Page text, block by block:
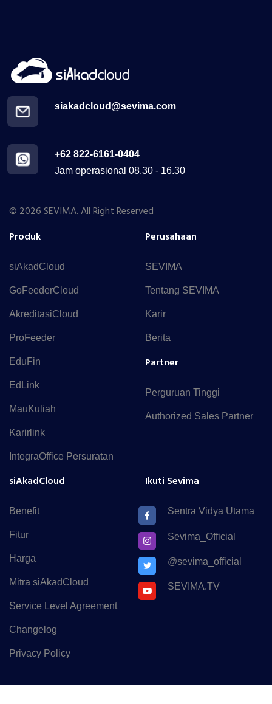
siakadcloud@sevima.com
+62 822-6161-0404
Jam operasional 08.30 - 16.30
© 2026 SEVIMA. All Right Reserved
Produk
siAkadCloud
GoFeederCloud
AkreditasiCloud
ProFeeder
EduFin
EdLink
MauKuliah
Karirlink
IntegraOffice Persuratan
Perusahaan
SEVIMA
Tentang SEVIMA
Karir
Berita
Partner
Perguruan Tinggi
Authorized Sales Partner
siAkadCloud
Benefit
Fitur
Harga
Mitra siAkadCloud
Service Level Agreement
Changelog
Privacy Policy
Ikuti Sevima
Sentra Vidya Utama
Sevima_Official
@sevima_official
SEVIMA.TV